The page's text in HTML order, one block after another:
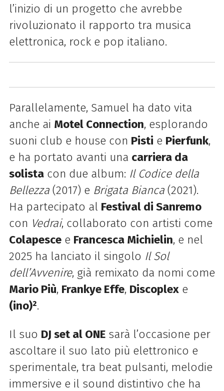
l’inizio di un progetto che avrebbe
rivoluzionato il rapporto tra musica
elettronica, rock e pop italiano.
Parallelamente, Samuel ha dato vita
anche ai Motel Connection, esplorando
suoni club e house con Pisti e Pierfunk,
e ha portato avanti una carriera da
solistacon due album: Il Codice della
Bellezza(2017) e Brigata Bianca(2021).
Ha partecipato al Festival di Sanremo
con Vedrai, collaborato con artisti come
Colapescee Francesca Michielin, e nel
2025 ha lanciato il singolo Il Sol
dell’Avvenire, già remixato da nomi come
Mario Più, Frankye Effe, Discoplexe
(ino)².
Il suo DJ set al ONEsarà l’occasione per
ascoltare il suo lato più elettronico e
sperimentale, tra beat pulsanti, melodie
immersive e il sound distintivo che ha